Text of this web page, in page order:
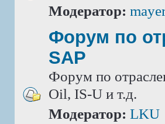
Модератор:
Форум по
SAP
Форум по
Oil, IS-U и т.д.
Модератор: LKU